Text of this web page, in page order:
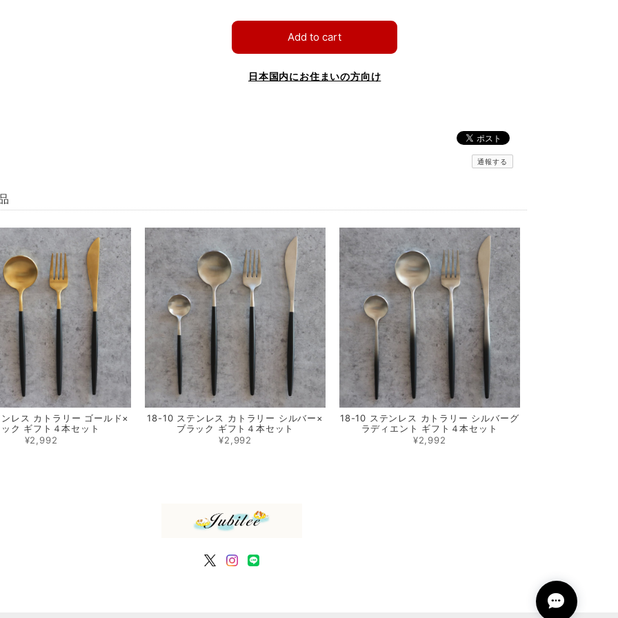
Add to cart
日本国内にお住まいの方向け
通報する
レス カトラリー ゴールド×
ク ギフト４本セット
¥2,992
18-10 ステンレス カトラリー シルバー×
ブラック ギフト４本セット
¥2,992
18-10 ステンレス カトラリー シルバーグ
ラディエント ギフト４本セット
¥2,992